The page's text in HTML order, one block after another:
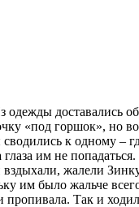
доставались
«под горшок», но
к одному –
им не
жалели
им было жальче
пропивала. Так и